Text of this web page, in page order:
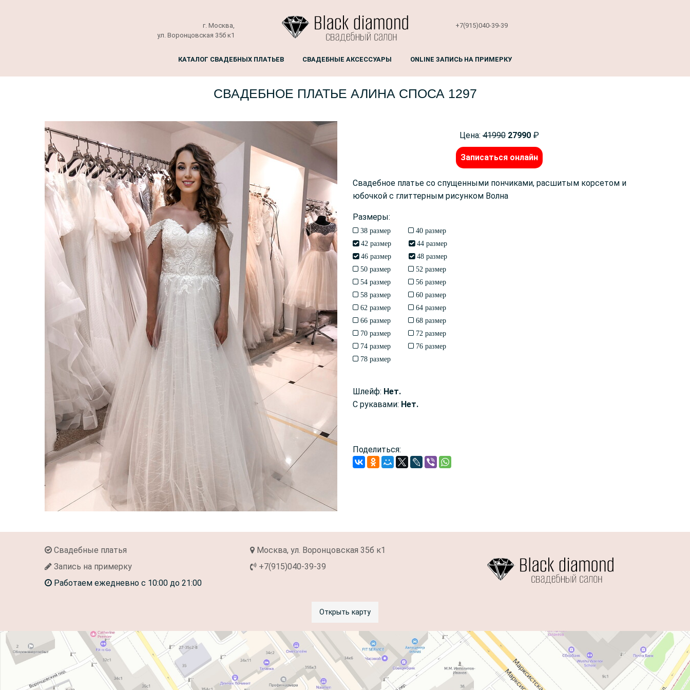
г. Москва,
ул. Воронцовская 35б к1
+7(915)040-39-39
КАТАЛОГ СВАДЕБНЫХ ПЛАТЬЕВ СВАДЕБНЫЕ АКСЕССУАРЫ ONLINE ЗАПИСЬ НА ПРИМЕРКУ
СВАДЕБНОЕ ПЛАТЬЕ АЛИНА СПОСА 1297
Цена:41990 27990₽
Записаться онлайн
Свадебное платье со спущенными пончиками, расшитым корсетом и
юбочкой с глиттерным рисунком Волна
Размеры:
38 размер
40 размер
42 размер
44 размер
46 размер
48 размер
50 размер
52 размер
54 размер
56 размер
58 размер
60 размер
62 размер
64 размер
66 размер
68 размер
70 размер
72 размер
74 размер
76 размер
78 размер
Шлейф: Нет.
С рукавами: Нет.
Поделиться:
Свадебные платья
Запись на примерку
Работаем ежедневно с 10:00 до 21:00
Москва, ул. Воронцовская 35б к1
+7(915)040-39-39
Открыть карту